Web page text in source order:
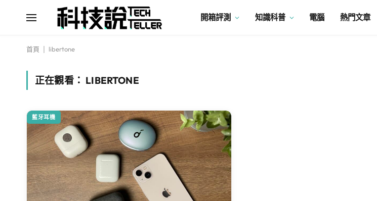
開箱評測 知識科普 電腦 熱門文章
首頁 libertone
正在觀看： LIBERTONE
藍牙耳機